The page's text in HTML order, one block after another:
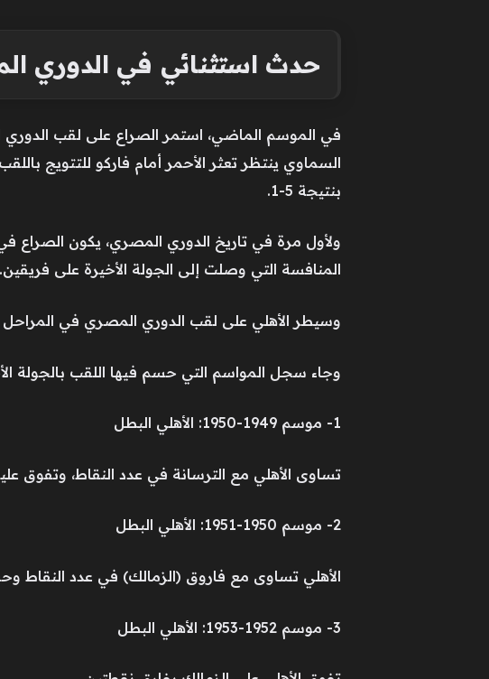
حدث استثنائي في الدوري
في الموسم الماضي، استمر الصراع على لقب الدوري
بنتيجة 5-1.
المنافسة التي وصلت إلى الجولة الأخيرة على فريقين.
وسيطر الأهلي على لقب الدوري المصري في المراحل الحاسمة، فحصد الفريق اللقب
وجاء سجل المواسم التي حسم فيها اللقب بالجولة
1- موسم 1949-1950: الأهلي البطل
تساوى الأهلي مع الترسانة في عدد النقاط، وتفوق
2- موسم 1950-1951: الأهلي البطل
الأهلي تساوى مع فاروق (الزمالك) في عدد النقاط
3- موسم 1952-1953: الأهلي البطل